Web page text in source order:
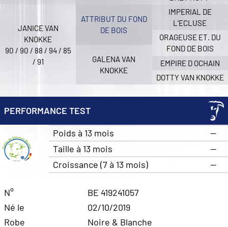
JANICE VAN
KNOKKE
90 / 90 / 88 / 94 / 85
/ 91
ATTRIBUT DU FOND
DE BOIS
GALENA VAN
KNOKKE
IMPERIAL DE
L’ECLUSE
ORAGEUSE ET. DU
FOND DE BOIS
EMPIRE D OCHAIN
DOTTY VAN KNOKKE
PERFORMANCE TEST
Poids à 13 mois
—
Taille à 13 mois
—
Croissance (7 à 13 mois)
—
N°
BE 419241057
Né le
02/10/2019
Robe
Noire & Blanche